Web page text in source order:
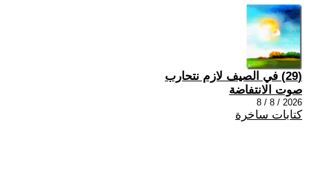
(29) في الصيف لازم نتحارب
صوت الانتفاضة
2026 / 8 / 8
كتابات ساخرة